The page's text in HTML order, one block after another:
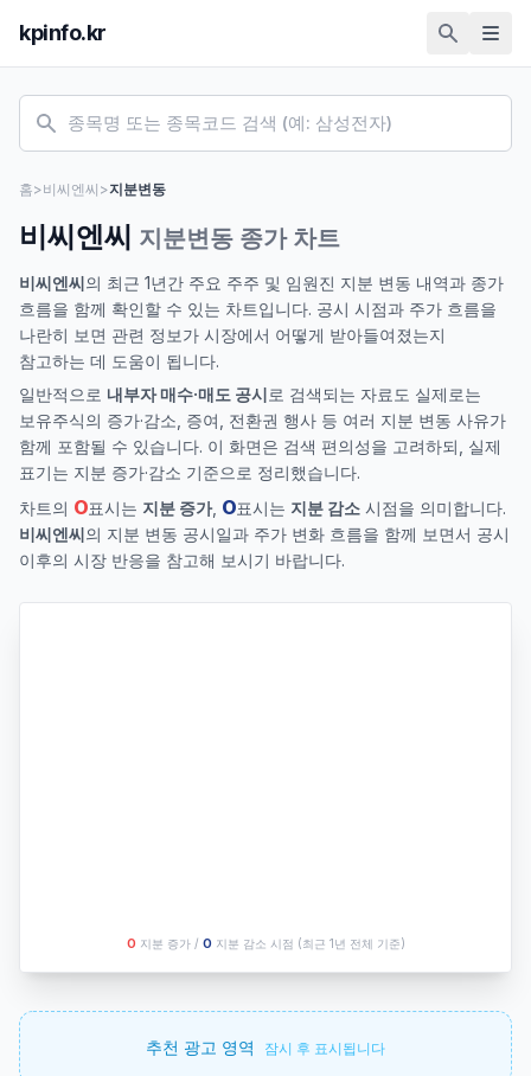
kpinfo.kr
홈>비씨엔씨 >지분변동
비씨엔씨 지분변동 종가 차트
비씨엔씨의 최근 1년간 주요 주주 및 임원진 지분 변동 내역과 종가
흐름을 함께 확인할 수 있는 차트입니다. 공시 시점과 주가 흐름을
나란히 보면 관련 정보가 시장에서 어떻게 받아들여졌는지
참고하는 데 도움이 됩니다.
일반적으로 내부자 매수·매도 공시로 검색되는 자료도 실제로는
보유주식의 증가·감소, 증여, 전환권 행사 등 여러 지분 변동 사유가
함께 포함될 수 있습니다. 이 화면은 검색 편의성을 고려하되, 실제
표기는 지분 증가·감소 기준으로 정리했습니다.
차트의 O표시는 지분 증가, O표시는 지분 감소 시점을 의미합니다.
비씨엔씨의 지분 변동 공시일과 주가 변화 흐름을 함께 보면서 공시
이후의 시장 반응을 참고해 보시기 바랍니다.
O 지분 증가 / O 지분 감소 시점 (최근 1년 전체 기준)
추천 광고 영역 잠시 후 표시됩니다